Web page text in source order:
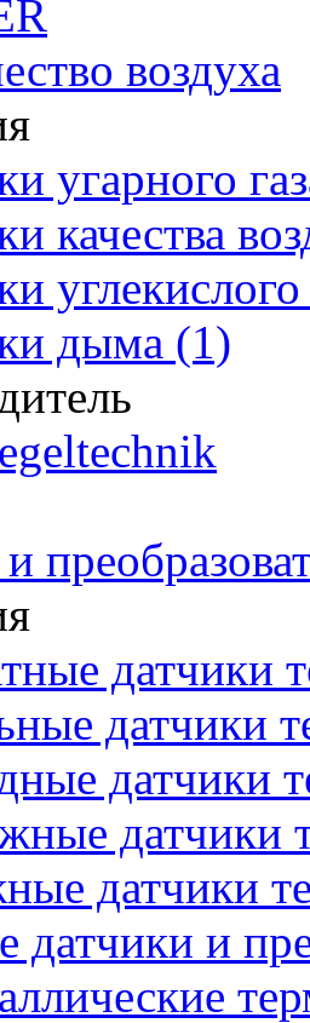
воздуха
угарного
качества
дыма (1)
датчики
датчики
датчики
датчики
датчики
датчики и